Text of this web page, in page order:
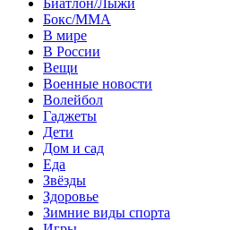
Бокс/MMA
В мире
В России
Вещи
Военные новости
Волейбол
Гаджеты
Дети
Дом и сад
Еда
Звёзды
Здоровье
Зимние виды спорта